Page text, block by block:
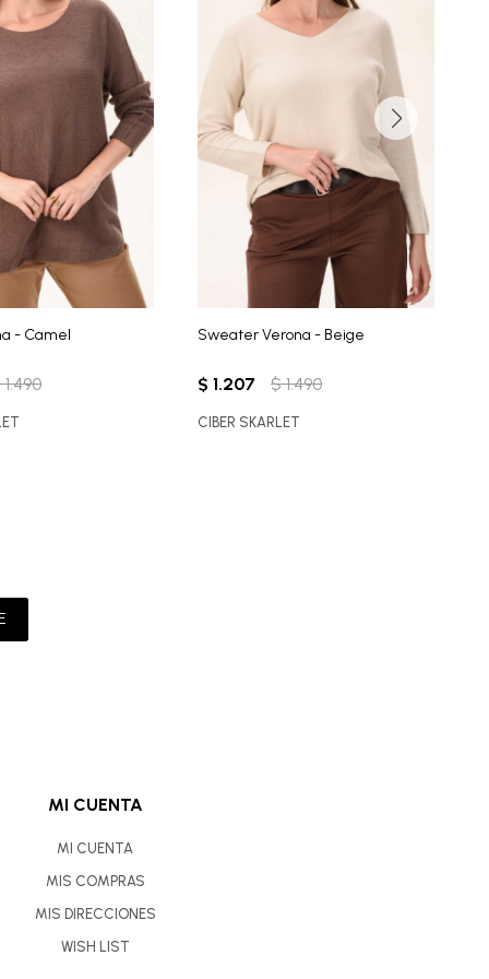
- Camel
1.490
Sweater Verona - Beige
$ 1.207 $ 1.490
CIBER SKARLET
MI CUENTA
MI CUENTA
MIS COMPRAS
MIS DIRECCIONES
WISH LIST